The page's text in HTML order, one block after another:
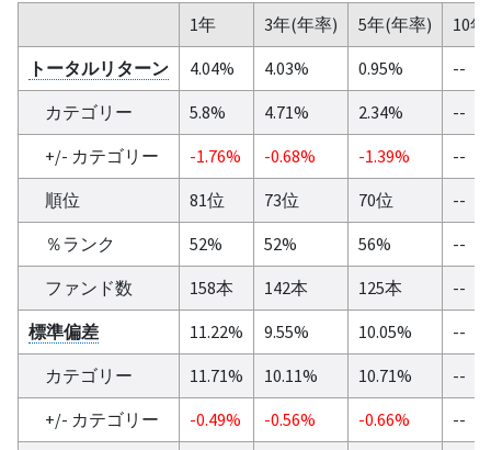
1年 3年(年率) 5年(年率)
10
トータルリターン
4.04% 4.03% 0.95%
--
カテゴリー
5.8% 4.71% 2.34%
--
+/- カテゴリー
-1.76% -0.68% -1.39%
--
順位
81位 73位 70位
--
％ランク
52% 52% 56%
--
ファンド数
158本 142本 125本
--
標準偏差
11.22% 9.55% 10.05%
--
カテゴリー
11.71% 10.11% 10.71%
--
+/- カテゴリー
-0.49% -0.56% -0.66%
--